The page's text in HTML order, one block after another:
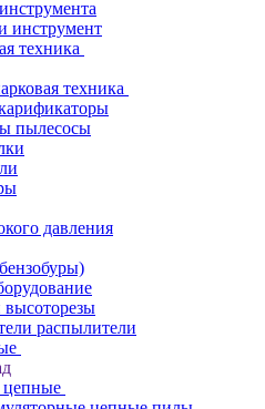
инструмент
техника
техника
пылесосы
давления
распылители